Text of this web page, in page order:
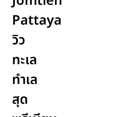
Pattaya
วิว
ทะเล
ทำเล
สุด